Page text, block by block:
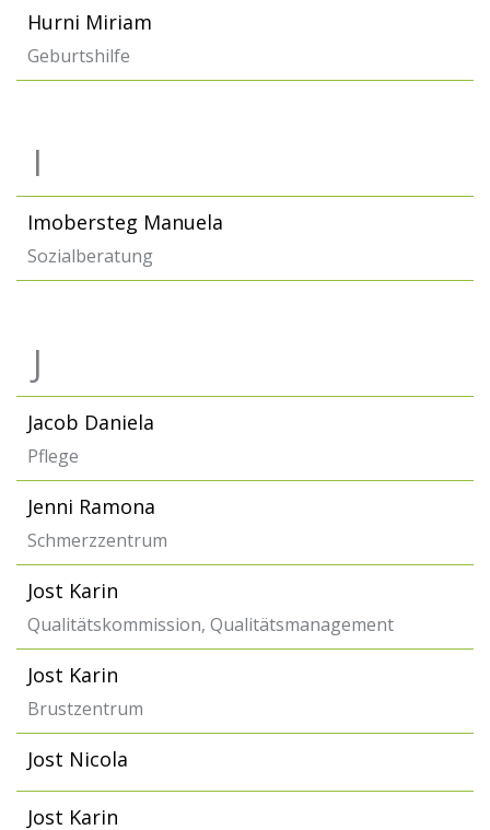
Hurni Miriam
Geburtshilfe
I
Imobersteg Manuela
Sozialberatung
J
Jacob Daniela
Pflege
Jenni Ramona
Schmerzzentrum
Jost Karin
Qualitätskommission, Qualitätsmanagement
Jost Karin
Brustzentrum
Jost Nicola
Jost Karin